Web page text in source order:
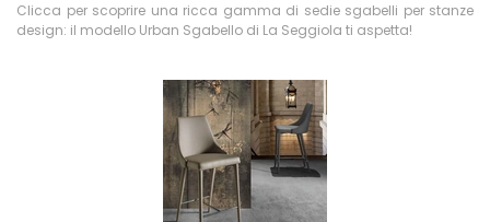
Clicca per scoprire una ricca gamma di sedie sgabelli per stanze
design: il modello Urban Sgabello di La Seggiola ti aspetta!